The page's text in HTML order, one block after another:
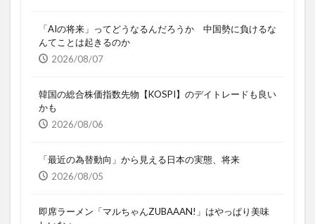
「AIの将来」ってどうなるんだろうか 中国勢に負けるな
んてことは起きるのか
2026/08/07
韓国の総合株価指数先物【KOSPI】のデイトレードも良い
かも
2026/08/06
「最近の為替動向」から見える日本の実態、将来
2026/08/05
即席ラーメン「マルちゃんZUBAAAN!」はやっぱり美味